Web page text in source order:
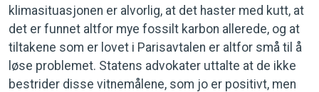
klimasituasjonen er alvorlig, at det haster med kutt, at
det er funnet altfor mye fossilt karbon allerede, og at
tiltakene som er lovet i Parisavtalen er altfor små til å
løse problemet. Statens advokater uttalte at de ikke
bestrider disse vitnemålene, som jo er positivt, men